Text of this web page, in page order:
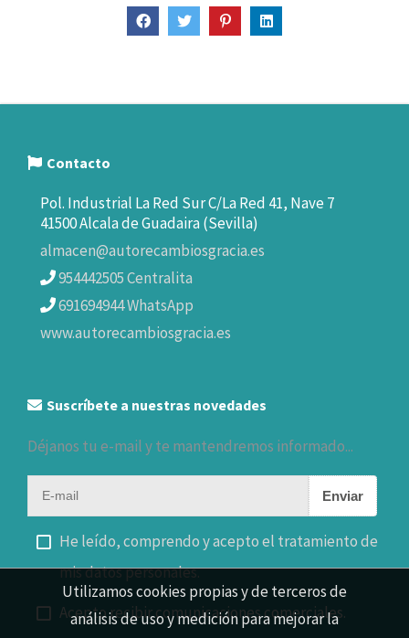
Contacto
Pol. Industrial La Red Sur C/La Red 41, Nave 7
41500 Alcala de Guadaira (Sevilla)
almacen@autorecambiosgracia.es
954442505 Centralita
691694944 WhatsApp
www.autorecambiosgracia.es
Suscríbete a nuestras novedades
Déjanos tu e-mail y te mantendremos informado...
Enviar
He leído, comprendo y acepto el tratamiento de
mis datos personales.
Acepto recibir comunicaciones comerciales.
Utilizamos cookies propias y de terceros de
análisis de uso y medición para mejorar la